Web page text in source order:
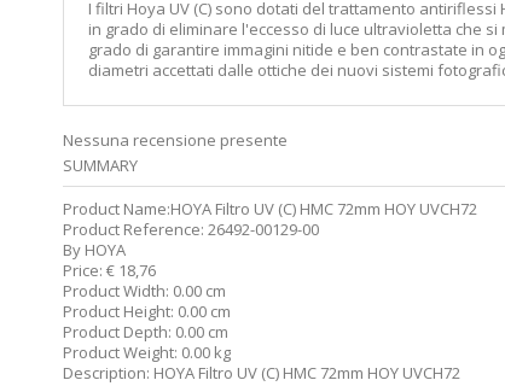
I filtri Hoya UV (C) sono dotati del trattamento
in grado di eliminare l'eccesso di luce ultravioletta che
grado di garantire immagini nitide e ben contrastate in
diametri accettati dalle ottiche dei nuovi sistemi
Nessuna recensione presente
SUMMARY
Product Name:HOYA Filtro UV (C) HMC 72mm HOY UVCH72
Product Reference: 26492-00129-00
By HOYA
Price: € 18,76
Product Width: 0.00 cm
Product Height: 0.00 cm
Product Depth: 0.00 cm
Product Weight: 0.00 kg
Description: HOYA Filtro UV (C) HMC 72mm HOY UVCH72